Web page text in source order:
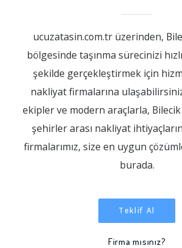
ucuzatasin.com.tr üzerinden,
bölgesinde taşınma sürecinizi
şekilde gerçekleştirmek için
nakliyat firmalarına
ekipler ve modern araçlarla, Bilecik
şehirler arası nakliyat
firmalarımız, size en uygun
burada.
Teklif Al
Firma mısınız?